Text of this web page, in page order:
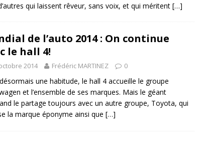
qui laissent rêveur, sans voix, et qui méritent […]
de l’auto 2014 : On continue
le hall 4!
2014 Frédéric MARTINEZ 0
désormais une habitude, le hall 4 accueille le groupe
et l’ensemble de ses marques. Mais le géant
le partage toujours avec un autre groupe, Toyota, qui
la marque éponyme ainsi que […]